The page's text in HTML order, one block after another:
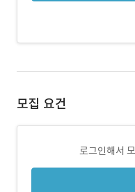
모집 요건
로그인해서